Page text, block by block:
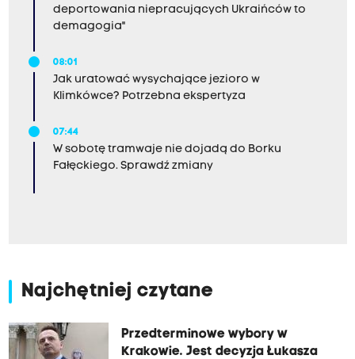
deportowania niepracujących Ukraińców to
demagogia"
08:01
Jak uratować wysychające jezioro w
Klimkówce? Potrzebna ekspertyza
07:44
W sobotę tramwaje nie dojadą do Borku
Fałęckiego. Sprawdź zmiany
Najchętniej czytane
Przedterminowe wybory w
Krakowie. Jest decyzja Łukasza